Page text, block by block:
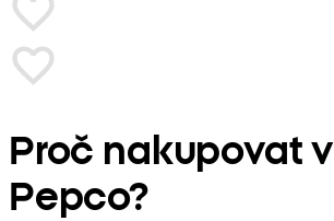
Proč nakupovat v
Pepco?